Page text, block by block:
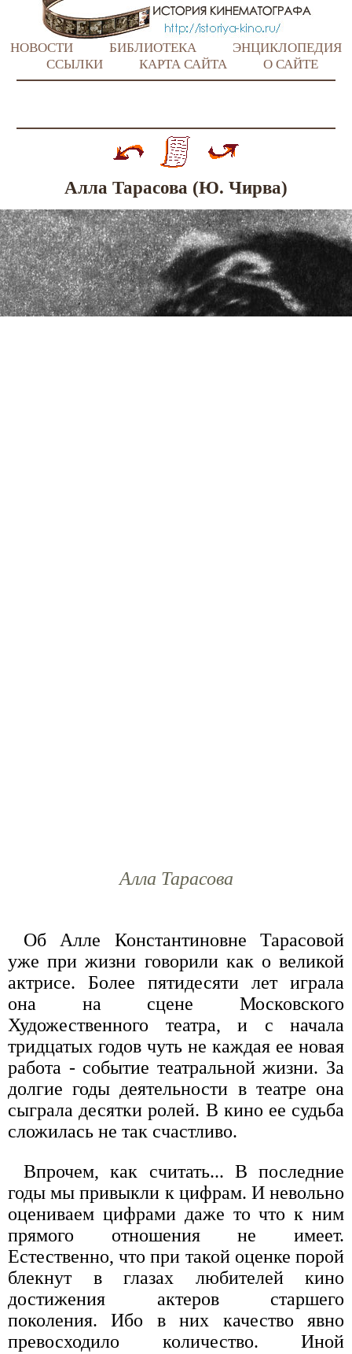
НОВОСТИ БИБЛИОТЕКА
ЭНЦИКЛОПЕДИЯ
ССЫЛКИ
КАРТА САЙТА О САЙТЕ
Алла Тарасова (Ю. Чирва)
Алла Тарасова
Об Алле Константиновне Тарасовой
уже при жизни говорили как о великой
актрисе. Более пятидесяти лет играла
она на сцене Московского
Художественного театра, и с начала
тридцатых годов чуть не каждая ее новая
работа - событие театральной жизни. За
долгие годы деятельности в театре она
сыграла десятки ролей. В кино ее судьба
сложилась не так счастливо.
Впрочем, как считать... В последние
годы мы привыкли к цифрам. И невольно
оцениваем цифрами даже то что к ним
прямого отношения не имеет.
Естественно, что при такой оценке порой
блекнут в глазах любителей кино
достижения актеров старшего
поколения. Ибо в них качество явно
превосходило количество. Иной